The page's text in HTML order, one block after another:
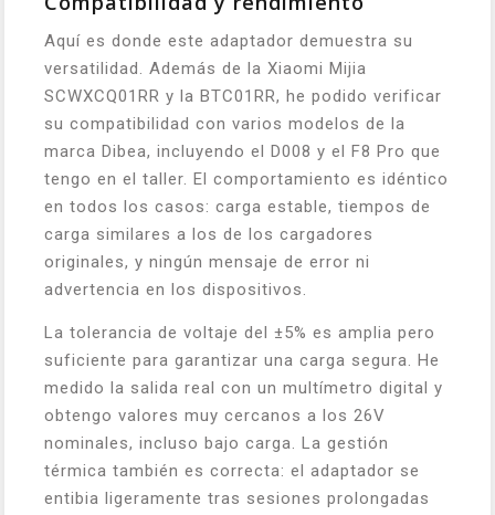
Aquí es donde este adaptador demuestra su
versatilidad. Además de la Xiaomi Mijia
SCWXCQ01RR y la BTC01RR, he podido verificar
su compatibilidad con varios modelos de la
marca Dibea, incluyendo el D008 y el F8 Pro que
tengo en el taller. El comportamiento es idéntico
en todos los casos: carga estable, tiempos de
carga similares a los de los cargadores
originales, y ningún mensaje de error ni
advertencia en los dispositivos.
La tolerancia de voltaje del ±5% es amplia pero
suficiente para garantizar una carga segura. He
medido la salida real con un multímetro digital y
obtengo valores muy cercanos a los 26V
nominales, incluso bajo carga. La gestión
térmica también es correcta: el adaptador se
entibia ligeramente tras sesiones prolongadas